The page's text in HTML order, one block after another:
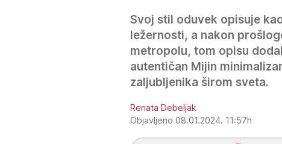
Svoj stil oduvek opisuje
ležernosti, a nakon
metropolu, tom opisu
autentičan Mijin
zaljubljenika širom sveta.
Renata Debeljak
Objavljeno 08.01.2024. 11:57h